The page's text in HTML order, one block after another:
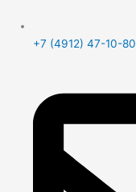
+7 (4912) 47-10-80